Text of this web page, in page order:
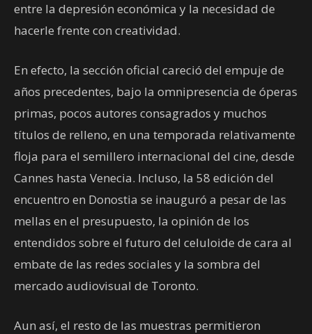
entre la depresión económica y la necesidad de
hacerle frente con creatividad.
En efecto, la sección oficial careció del empuje de
años precedentes, bajo la omnipresencia de óperas
primas, pocos autores consagrados y muchos
títulos de relleno, en una temporada relativamente
floja para el semillero internacional del cine, desde
Cannes hasta Venecia. Incluso, la 58 edición del
encuentro en Donostia se inauguró a pesar de las
mellas en el presupuesto, la opinión de los
entendidos sobre el futuro del celuloide de cara al
embate de las redes sociales y la sombra del
mercado audiovisual de Toronto.
Aun así, el resto de las muestras permitieron